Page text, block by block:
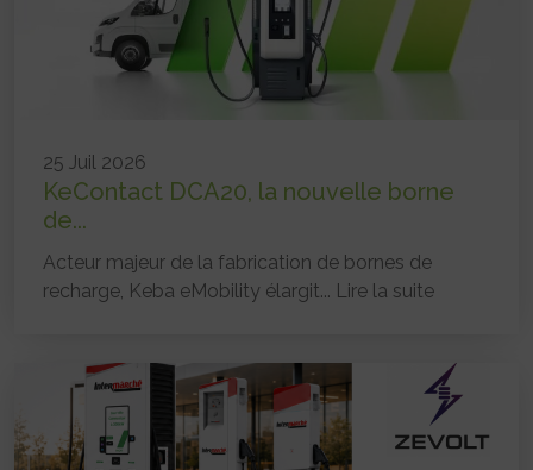
25 Juil 2026
KeContact DCA20, la nouvelle borne
de...
Acteur majeur de la fabrication de bornes de
recharge, Keba eMobility élargit... Lire la suite